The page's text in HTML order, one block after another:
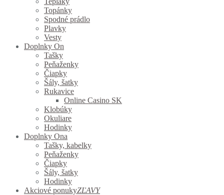
Topánky
Spodné prádlo
Plavky
Vesty
Doplnky On
Tašky
Peňaženky
Čiapky
Šály, šatky
Rukavice
Online Casino SK
Klobúky
Okuliare
Hodinky
Doplnky Ona
Tašky, kabelky
Peňaženky
Čiapky
Šály, šatky
Hodinky
Akciové ponukyZĽAVY